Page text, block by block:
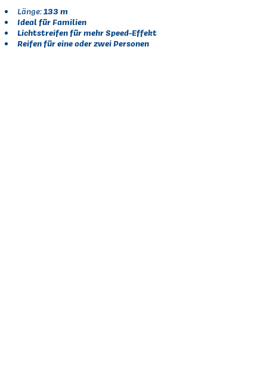
Länge:133 m
Ideal für Familien
Lichtstreifen für mehr Speed-Effekt
Reifen für eine oder zwei Personen